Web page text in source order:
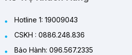
Hotline 1: 19009043
CSKH : 0886.248.836
Bảo Hành: 096.567.2335